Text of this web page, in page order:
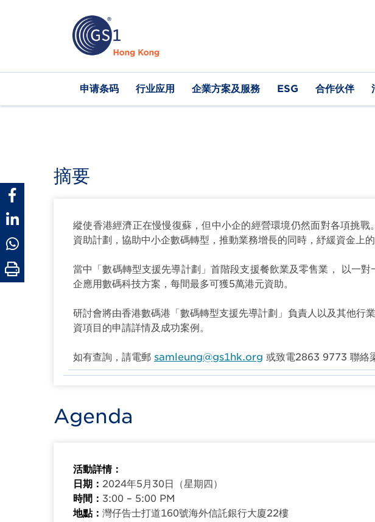
Main
navigation
申请条码 行业应用 企業方案及服務 ESG 合作伙伴
摘要
縱使香港經濟正在慢慢復蘇，但中小企的經營環境仍然面對各項挑戰
資助計劃，協助中小企數碼轉型，推動業務增長的同時，紓緩資金上的
當中「數碼轉型支援先導計劃」首階段支援餐飲業及零售業， 以一
企應用數碼科技方案，每間最多可獲5萬港元資助。
研討會將由香港數碼港「數碼轉型支援先導計劃」負責人以及其他行
資項目的申請詳情及成功案例。
如有查詢，請電郵 samleung@gs1hk.org 或致電2863 9773 聯絡
Agenda
活動詳情：
日期： 2024年5月30日（星期四）
時間： 3:00 – 5:00 PM
地點： 灣仔告士打道160號海外信託銀行大廈22樓